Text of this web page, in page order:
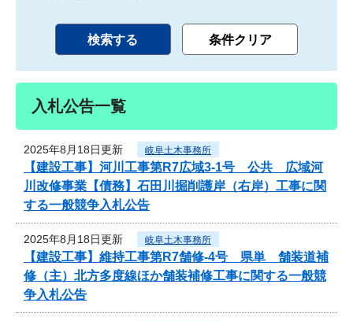
入札公告一覧
2025年8月18日更新 岐阜土木事務所
【建設工事】河川工事第R7広域3-1号 公共 広域河
川改修事業【債務】石田川掘削護岸（右岸）工事に関
する一般競争入札公告
2025年8月18日更新 岐阜土木事務所
【建設工事】維持工事第R7舗修-4号 県単 舗装道補
修（主）北方多度線ほか舗装補修工事に関する一般競
争入札公告